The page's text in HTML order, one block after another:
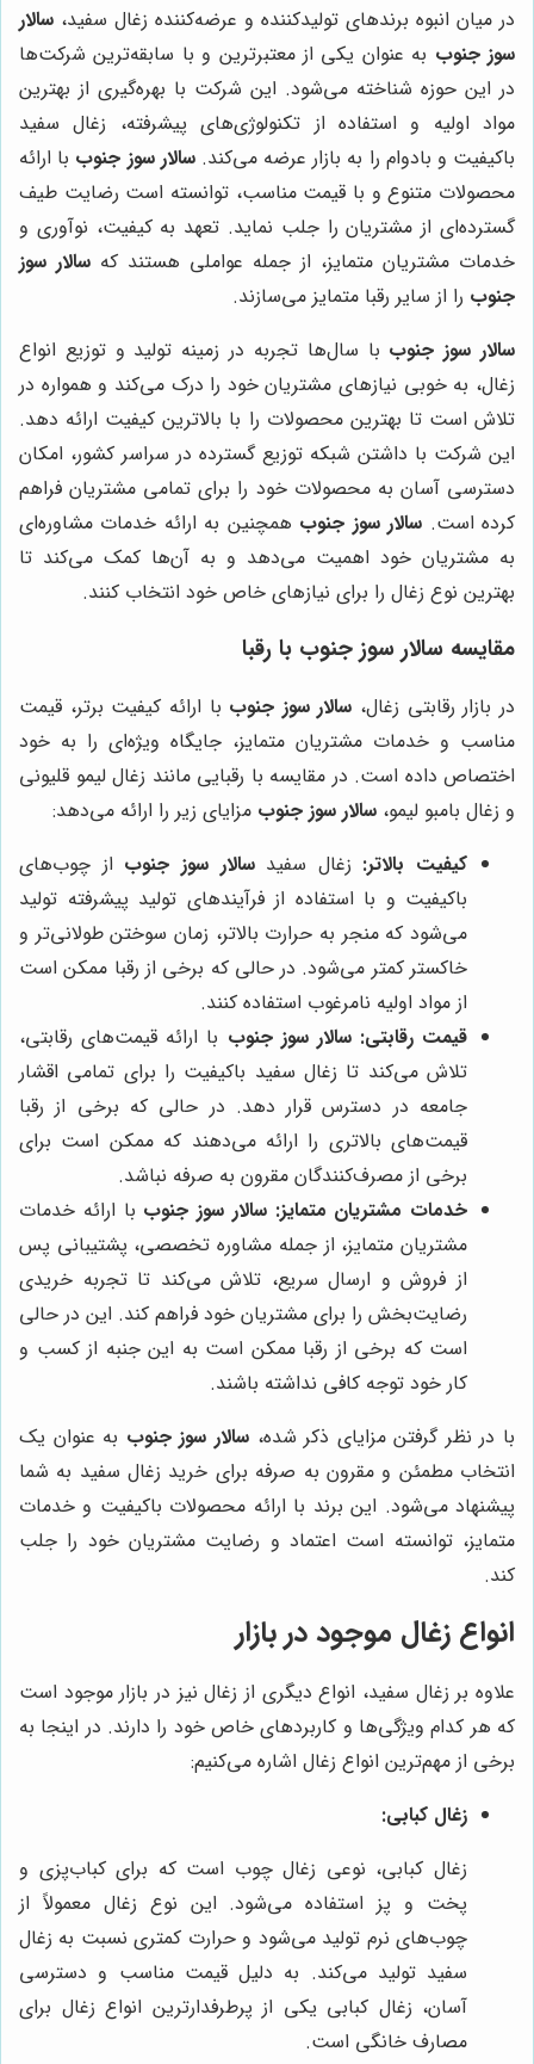
در میان انبوه برندهای تولیدکننده و عرضه‌کننده زغال سفید، سالار
سوز جنوب به عنوان یکی از معتبرترین و با سابقه‌ترین شرکت‌ها
در این حوزه شناخته می‌شود. این شرکت با بهره‌گیری از بهترین
مواد اولیه و استفاده از تکنولوژی‌های پیشرفته، زغال سفید
باکیفیت و بادوام را به بازار عرضه می‌کند.سالار سوز جنوب با ارائه
محصولات متنوع و با قیمت مناسب، توانسته است رضایت طیف
گسترده‌ای از مشتریان را جلب نماید. تعهد به کیفیت، نوآوری و
خدمات مشتریان متمایز، از جمله عواملی هستند که سالار سوز
جنوب را از سایر رقبا متمایز می‌سازند.
سالار سوز جنوب با سال‌ها تجربه در زمینه تولید و توزیع انواع
زغال، به خوبی نیازهای مشتریان خود را درک می‌کند و همواره در
تلاش است تا بهترین محصولات را با بالاترین کیفیت ارائه دهد.
این شرکت با داشتن شبکه توزیع گسترده در سراسر کشور، امکان
دسترسی آسان به محصولات خود را برای تمامی مشتریان فراهم
کرده است. سالار سوز جنوب همچنین به ارائه خدمات مشاوره‌ای
به مشتریان خود اهمیت می‌دهد و به آن‌ها کمک می‌کند تا
بهترین نوع زغال را برای نیازهای خاص خود انتخاب کنند.
مقایسه سالار سوز جنوب با رقبا
در بازار رقابتی زغال، سالار سوز جنوب با ارائه کیفیت برتر، قیمت
مناسب و خدمات مشتریان متمایز، جایگاه ویژه‌ای را به خود
اختصاص داده است. در مقایسه با رقبایی مانند زغال لیمو قلیونی
و زغال بامبو لیمو، سالار سوز جنوب مزایای زیر را ارائه می‌دهد:
کیفیت بالاتر: زغال سفیدسالار سوز جنوب از چوب‌های
باکیفیت و با استفاده از فرآیندهای تولید پیشرفته تولید
می‌شود که منجر به حرارت بالاتر، زمان سوختن طولانی‌تر و
خاکستر کمتر می‌شود. در حالی که برخی از رقبا ممکن است
از مواد اولیه نامرغوب استفاده کنند.
قیمت رقابتی: سالار سوز جنوب با ارائه قیمت‌های رقابتی،
تلاش می‌کند تا زغال سفید باکیفیت را برای تمامی اقشار
جامعه در دسترس قرار دهد. در حالی که برخی از رقبا
قیمت‌های بالاتری را ارائه می‌دهند که ممکن است برای
برخی از مصرف‌کنندگان مقرون به صرفه نباشد.
خدمات مشتریان متمایز: سالار سوز جنوب با ارائه خدمات
مشتریان متمایز، از جمله مشاوره تخصصی، پشتیبانی پس
از فروش و ارسال سریع، تلاش می‌کند تا تجربه خریدی
رضایت‌بخش را برای مشتریان خود فراهم کند. این در حالی
است که برخی از رقبا ممکن است به این جنبه از کسب و
کار خود توجه کافی نداشته باشند.
با در نظر گرفتن مزایای ذکر شده،سالار سوز جنوب به عنوان یک
انتخاب مطمئن و مقرون به صرفه برای خرید زغال سفید به شما
پیشنهاد می‌شود. این برند با ارائه محصولات باکیفیت و خدمات
متمایز، توانسته است اعتماد و رضایت مشتریان خود را جلب
کند.
انواع زغال موجود در بازار
علاوه بر زغال سفید، انواع دیگری از زغال نیز در بازار موجود است
که هر کدام ویژگی‌ها و کاربردهای خاص خود را دارند. در اینجا به
برخی از مهم‌ترین انواع زغال اشاره می‌کنیم:
زغال کبابی:
زغال کبابی، نوعی زغال چوب است که برای کباب‌پزی و
پخت و پز استفاده می‌شود. این نوع زغال معمولاً از
چوب‌های نرم تولید می‌شود و حرارت کمتری نسبت به زغال
سفید تولید می‌کند. به دلیل قیمت مناسب و دسترسی
آسان، زغال کبابی یکی از پرطرفدارترین انواع زغال برای
مصارف خانگی است.